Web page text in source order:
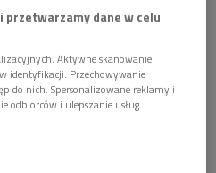
dane w celu
Aktywne skanowanie
identyfikacji. Przechowywanie
do nich. Spersonalizowane reklamy i
odbiorców i ulepszanie usług.